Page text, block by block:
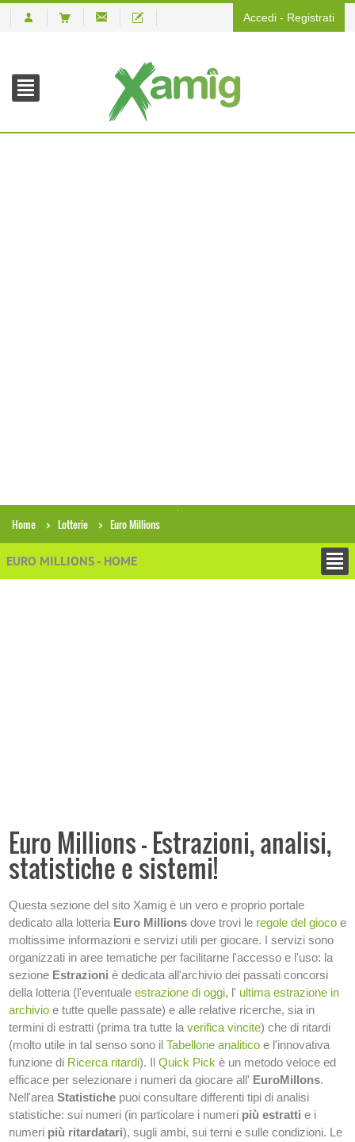
Accedi - Registrati
Home Lotterie Euro Millions
EURO MILLIONS - HOME
STATISTICHE
INFORMAZIONI SULLA LOTTERIA −
Euro Millions - Estrazioni, analisi,
statistiche e sistemi!
Questa sezione del sito Xamig è un vero e proprio portale
dedicato alla lotteria Euro Millions dove trovi le regole del gioco e
moltissime informazioni e servizi utili per giocare. I servizi sono
organizzati in aree tematiche per facilitarne l'accesso e l'uso: la
sezione Estrazioni è dedicata all'archivio dei passati concorsi
della lotteria (l'eventuale estrazione di oggi, l' ultima estrazione in
archivio e tutte quelle passate) e alle relative ricerche, sia in
termini di estratti (prima tra tutte la verifica vincite) che di ritardi
(molto utile in tal senso sono il Tabellone analitico e l'innovativa
funzione di Ricerca ritardi). Il Quick Pick è un metodo veloce ed
efficace per selezionare i numeri da giocare all' EuroMillons.
Nell'area Statistiche puoi consultare differenti tipi di analisi
statistiche: sui numeri (in particolare i numeri più estratti e i
numeri più ritardatari), sugli ambi, sui terni e sulle condizioni. Le